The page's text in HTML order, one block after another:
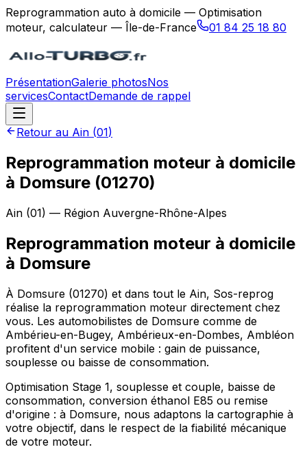
Reprogrammation auto à domicile — Optimisation
moteur, calculateur — Île-de-France
01 84 25 18 80
PrésentationGalerie photosNos
servicesContactDemande de rappel
Retour au Ain (01)
Reprogrammation moteur à domicile
à Domsure (01270)
Ain (01) — Région Auvergne-Rhône-Alpes
Reprogrammation moteur à domicile
à Domsure
À Domsure (01270) et dans tout le Ain, Sos-reprog
réalise la reprogrammation moteur directement chez
vous. Les automobilistes de Domsure comme de
Ambérieu-en-Bugey, Ambérieux-en-Dombes, Ambléon
profitent d'un service mobile : gain de puissance,
souplesse ou baisse de consommation.
Optimisation Stage 1, souplesse et couple, baisse de
consommation, conversion éthanol E85 ou remise
d'origine : à Domsure, nous adaptons la cartographie à
votre objectif, dans le respect de la fiabilité mécanique
de votre moteur.